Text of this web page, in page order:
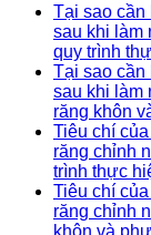
Tại sao cần
sau khi làm
quy trình
Tại sao cần
sau khi làm
răng khôn
Tiêu chí
răng chỉnh
trình thực
Tiêu chí
răng chỉnh
khôn và